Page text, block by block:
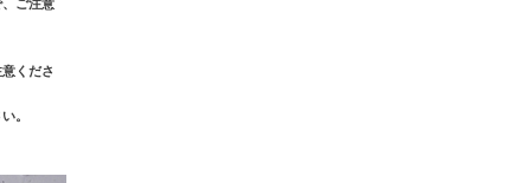
ご注意
くださ
。